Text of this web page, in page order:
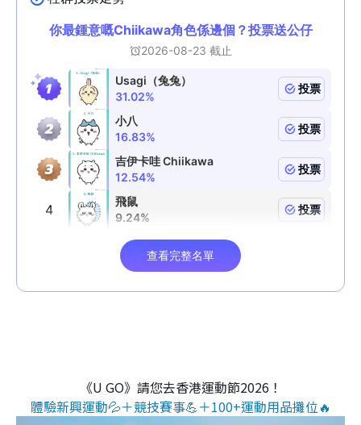
《U GO》請您去香港運動節2026！
體驗新興運動💦＋競技賽事💪＋100+運動用品攤位🔥